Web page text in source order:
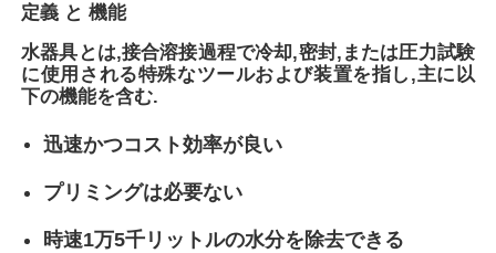
バット・フュージョン・アクセサリー
CNC バット 溶接 機械
定義 と 機能
水器具とは,接合溶接過程で冷却,密封,または圧力試験
に使用される特殊なツールおよび装置を指し,主に以
下の機能を含む.
迅速かつコスト効率が良い
プリミングは必要ない
時速1万5千リットルの水分を除去できる